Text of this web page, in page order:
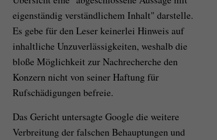
eigenständig verständlichem Inhalt" darstelle.
Es gebe für den Leser keinerlei Hinweis auf
inhaltliche Unzuverlässigkeiten, weshalb die
bloße Möglichkeit zur Nachrecherche den
Konzern nicht von seiner Haftung für
Rufschädigungen befreie.
Das Gericht untersagte Google die weitere
Verbreitung der falschen Behauptungen und